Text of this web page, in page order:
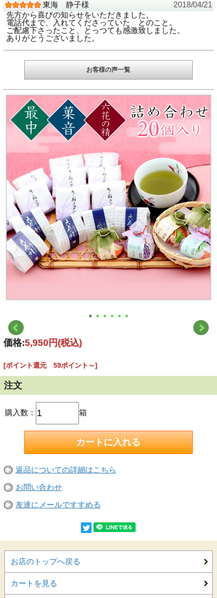
東海 静子様
2018/04/21
先方から喜びの知らせをいただきました。
電話代まで、入れてくださっていた とのこと。
ご配慮下さったこと、とっつても感激致しました。
ありがとうございました。
お客様の声一覧
価格:5,950円(税込)
[ポイント還元 59ポイント～]
注文
購入数： 箱
返品についての詳細はこちら
お問い合わせ
友達にメールですすめる
お店のトップへ戻る
カートを見る